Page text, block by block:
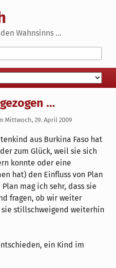
Wahnsinns ...
...
Mittwoch, 29. April 2009
aus Burkina Faso hat
zum Glück, weil sie sich
konnte oder eine
hat) den Einfluss von Plan
mag ich sehr, dass sie
fragen, ob wir weiter
stillschweigend weiterhin
ein Kind im